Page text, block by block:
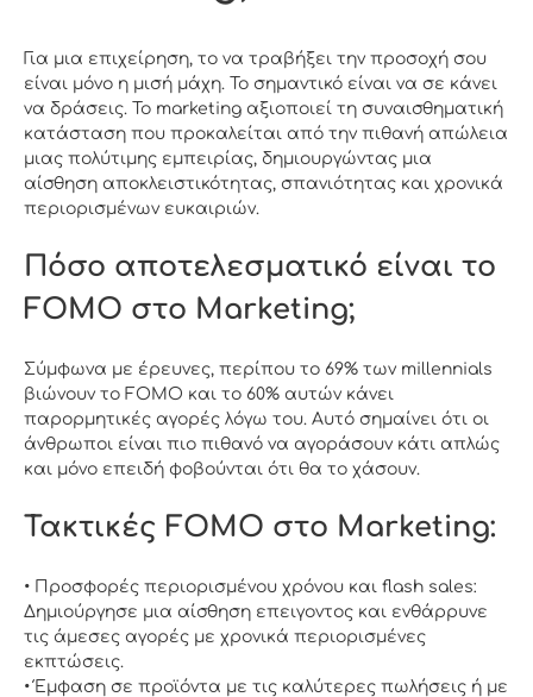
Για μια επιχείρηση, το να τραβήξει την προσοχή σου
είναι μόνο η μισή μάχη. Το σημαντικό είναι να σε κάνει
να δράσεις. Το marketing αξιοποιεί τη συναισθηματική
κατάσταση που προκαλείται από την πιθανή απώλεια
μιας πολύτιμης εμπειρίας, δημιουργώντας μια
αίσθηση αποκλειστικότητας, σπανιότητας και χρονικά
περιορισμένων ευκαιριών.
Πόσο αποτελεσματικό είναι το
FOMO στο Marketing;
Σύμφωνα με έρευνες, περίπου το 69% των millennials
βιώνουν το FOMO και το 60% αυτών κάνει
παρορμητικές αγορές λόγω του. Αυτό σημαίνει ότι οι
άνθρωποι είναι πιο πιθανό να αγοράσουν κάτι απλώς
και μόνο επειδή φοβούνται ότι θα το χάσουν.
Τακτικές FOMO στο Marketing:
• Προσφορές περιορισμένου χρόνου και flash sales:
Δημιούργησε μια αίσθηση επειγοντος και ενθάρρυνε
τις άμεσες αγορές με χρονικά περιορισμένες
εκπτώσεις.
• Έμφαση σε προϊόντα με τις καλύτερες πωλήσεις ή με